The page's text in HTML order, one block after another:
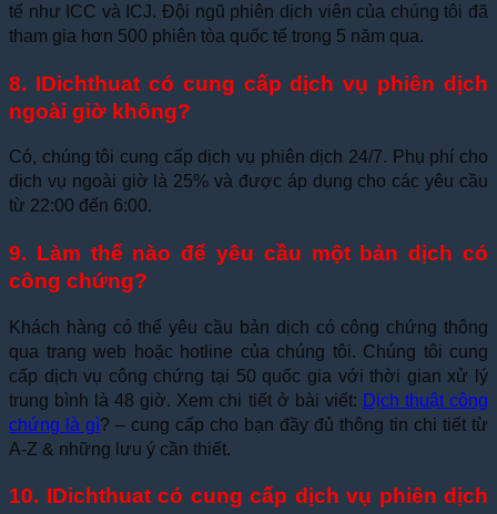
tế như ICC và ICJ. Đội ngũ phiên dịch viên của chúng tôi đã
tham gia hơn 500 phiên tòa quốc tế trong 5 năm qua.
8. IDichthuat có cung cấp dịch vụ phiên dịch
ngoài giờ không?
Có, chúng tôi cung cấp dịch vụ phiên dịch 24/7. Phụ phí cho
dịch vụ ngoài giờ là 25% và được áp dụng cho các yêu cầu
từ 22:00 đến 6:00.
9. Làm thế nào để yêu cầu một bản dịch có
công chứng?
Khách hàng có thể yêu cầu bản dịch có công chứng thông
qua trang web hoặc hotline của chúng tôi. Chúng tôi cung
cấp dịch vụ công chứng tại 50 quốc gia với thời gian xử lý
trung bình là 48 giờ. Xem chi tiết ở bài viết: Dịch thuật công
chứng là gì? – cung cấp cho bạn đầy đủ thông tin chi tiết từ
A-Z & những lưu ý cần thiết.
10. IDichthuat có cung cấp dịch vụ phiên dịch